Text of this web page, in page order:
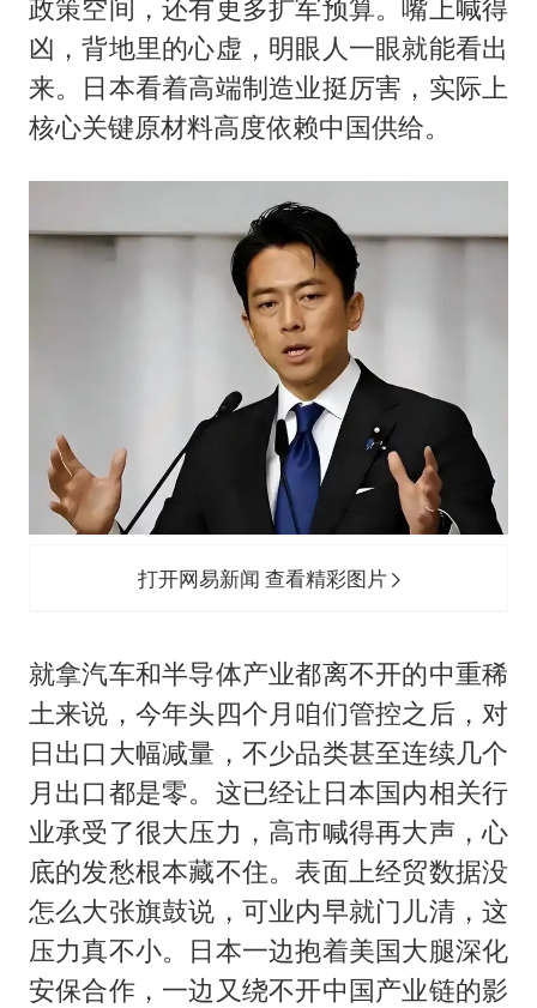
政策空间，还有更多扩军预算。嘴上喊得
凶，背地里的心虚，明眼人一眼就能看出
来。日本看着高端制造业挺厉害，实际上
核心关键原材料高度依赖中国供给。
打开网易新闻 查看精彩图片
就拿汽车和半导体产业都离不开的中重稀
土来说，今年头四个月咱们管控之后，对
日出口大幅减量，不少品类甚至连续几个
月出口都是零。这已经让日本国内相关行
业承受了很大压力，高市喊得再大声，心
底的发愁根本藏不住。表面上经贸数据没
怎么大张旗鼓说，可业内早就门儿清，这
压力真不小。日本一边抱着美国大腿深化
安保合作，一边又绕不开中国产业链的影